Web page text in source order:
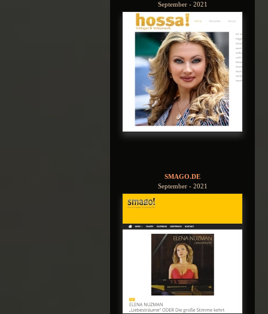
September - 2021
SMAGO.DE
September - 2021